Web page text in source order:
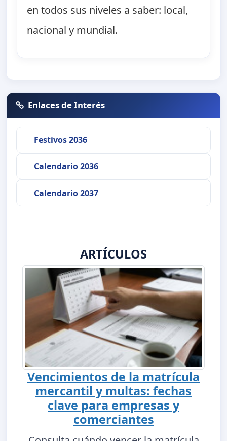
en todos sus niveles a saber: local,
nacional y mundial.
Enlaces de Interés
Festivos 2036
Calendario 2036
Calendario 2037
ARTÍCULOS
Vencimientos de la matrícula
mercantil y multas: fechas
clave para empresas y
comerciantes